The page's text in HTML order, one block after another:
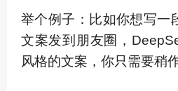
举个例子：比如你想写一
文案发到朋友圈，
风格的文案，你只需要稍